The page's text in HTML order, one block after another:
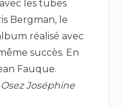
les tubes
Bergman, le
réalisé avec
succès. En
Fauque.
Osez Joséphine